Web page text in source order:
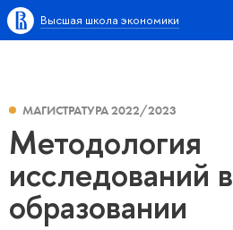
Высшая школа экономики
МАГИСТРАТУРА 2022/2023
Методология
исследований в
образовании